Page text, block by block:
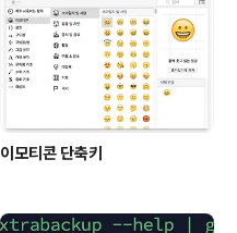
이모티콘 단축키